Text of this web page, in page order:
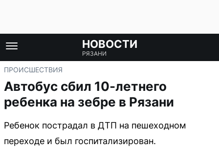
НОВОСТИ
РЯЗАНИ
ПРОИСШЕСТВИЯ
Автобус сбил 10-летнего
ребенка на зебре в Рязани
Ребенок пострадал в ДТП на пешеходном
переходе и был госпитализирован.